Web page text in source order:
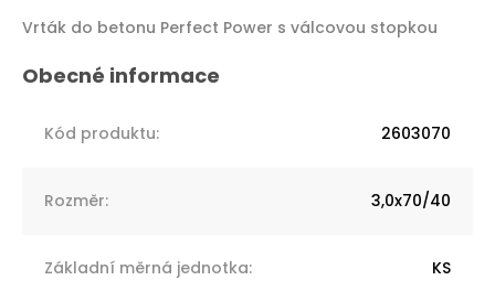
Vrták do betonu Perfect Power s válcovou stopkou
Kód produktu: 2603070
Rozměr: 3,0x70/40
Základní měrná jednotka: KS